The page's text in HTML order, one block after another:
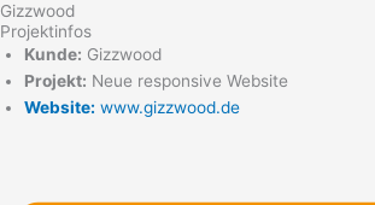
Gizzwood
Projektinfos
Kunde: Gizzwood
Projekt: Neue responsive Website
Website: www.gizzwood.de